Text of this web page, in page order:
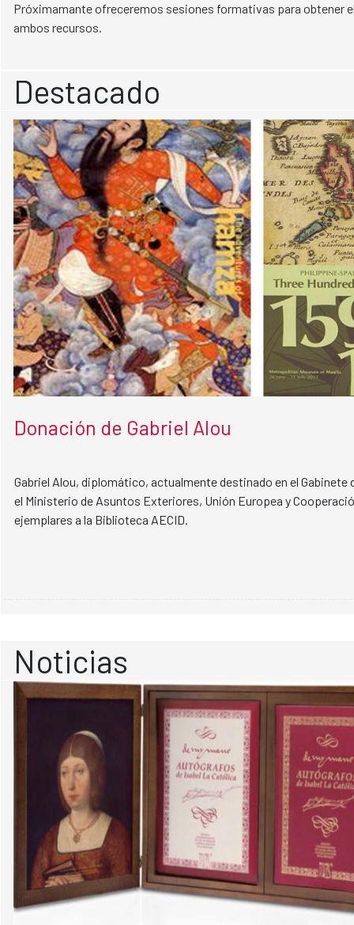
Próximamante ofreceremos sesiones formativas para obtener
ambos recursos.
Destacado
Donación de Gabriel Alou
Gabriel Alou, diplomático, actualmente destinado en el Gabinete
el Ministerio de Asuntos Exteriores, Unión Europea y
ejemplares a la Biblioteca AECID.
Noticias